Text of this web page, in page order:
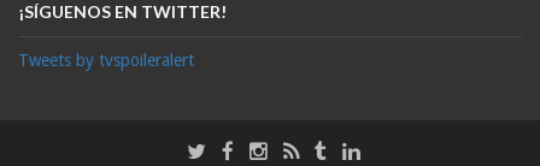
¡SÍGUENOS EN TWITTER!
Tweets by tvspoileralert